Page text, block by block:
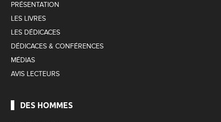
PRÉSENTATION
LES LIVRES
LES DÉDICACES
DÉDICACES & CONFÉRENCES
MÉDIAS
AVIS LECTEURS
DES HOMMES